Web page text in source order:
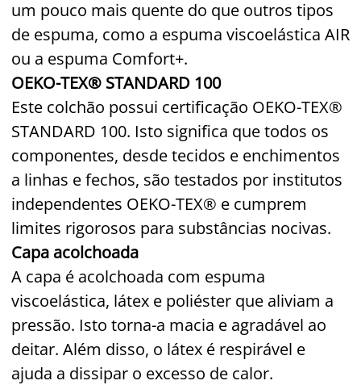
um pouco mais quente do que outros tipos
de espuma, como a espuma viscoelástica AIR
ou a espuma Comfort+.
OEKO-TEX® STANDARD 100
Este colchão possui certificação OEKO-TEX®
STANDARD 100. Isto significa que todos os
componentes, desde tecidos e enchimentos
a linhas e fechos, são testados por institutos
independentes OEKO-TEX® e cumprem
limites rigorosos para substâncias nocivas.
Capa acolchoada
A capa é acolchoada com espuma
viscoelástica, látex e poliéster que aliviam a
pressão. Isto torna-a macia e agradável ao
deitar. Além disso, o látex é respirável e
ajuda a dissipar o excesso de calor.